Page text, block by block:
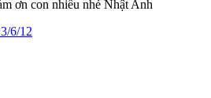
ơn con nhiều nhé Nhật Anh
6/12